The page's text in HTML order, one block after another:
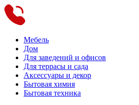
Мебель
Дом
Для заведений и офисов
Для террасы и сада
Аксессуары и декор
Бытовая химия
Бытовая техника